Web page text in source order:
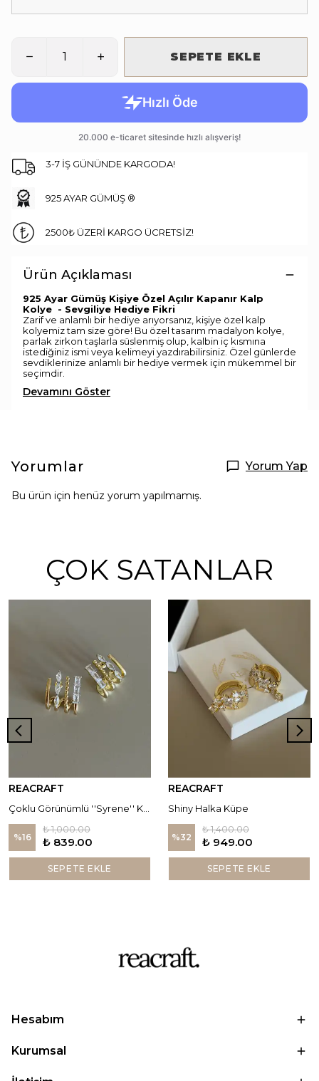
SEPETE EKLE
3-7 İŞ GÜNÜNDE KARGODA!
925 AYAR GÜMÜŞ ®
2500₺ ÜZERİ KARGO ÜCRETSİZ!
Ürün Açıklaması
925 Ayar Gümüş Kişiye Özel Açılır Kapanır Kalp
Kolye - Sevgiliye Hediye Fikri
Zarif ve anlamlı bir hediye arıyorsanız, kişiye özel kalp
kolyemiz tam size göre! Bu özel tasarım madalyon kolye,
parlak zirkon taşlarla süslenmiş olup, kalbin iç kısmına
istediğiniz ismi veya kelimeyi yazdırabilirsiniz. Özel günlerde
sevdiklerinize anlamlı bir hediye vermek için mükemmel bir
seçimdir.
Devamını Göster
Yorumlar Yorum Yap
Bu ürün için henüz yorum yapılmamış.
ÇOK SATANLAR
REACRAFT
%16
₺ 1,000.00
₺ 839.00
SEPETE EKLE
REACRAFT
Shiny Halka Küpe
%32
₺ 1,400.00
₺ 949.00
SEPETE EKLE
Hesabım
Kurumsal